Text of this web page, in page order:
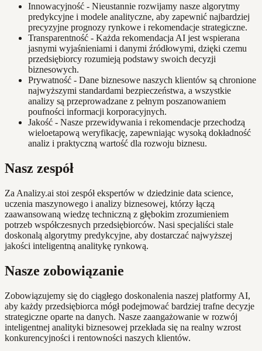
Innowacyjność - Nieustannie rozwijamy nasze algorytmy
predykcyjne i modele analityczne, aby zapewnić najbardziej
precyzyjne prognozy rynkowe i rekomendacje strategiczne.
Transparentność - Każda rekomendacja AI jest wspierana
jasnymi wyjaśnieniami i danymi źródłowymi, dzięki czemu
przedsiębiorcy rozumieją podstawy swoich decyzji
biznesowych.
Prywatność - Dane biznesowe naszych klientów są chronione
najwyższymi standardami bezpieczeństwa, a wszystkie
analizy są przeprowadzane z pełnym poszanowaniem
poufności informacji korporacyjnych.
Jakość - Nasze przewidywania i rekomendacje przechodzą
wieloetapową weryfikację, zapewniając wysoką dokładność
analiz i praktyczną wartość dla rozwoju biznesu.
Nasz zespół
Za Analizy.ai stoi zespół ekspertów w dziedzinie data science,
uczenia maszynowego i analizy biznesowej, którzy łączą
zaawansowaną wiedzę techniczną z głębokim zrozumieniem
potrzeb współczesnych przedsiębiorców. Nasi specjaliści stale
doskonalą algorytmy predykcyjne, aby dostarczać najwyższej
jakości inteligentną analitykę rynkową.
Nasze zobowiązanie
Zobowiązujemy się do ciągłego doskonalenia naszej platformy AI,
aby każdy przedsiębiorca mógł podejmować bardziej trafne decyzje
strategiczne oparte na danych. Nasze zaangażowanie w rozwój
inteligentnej analityki biznesowej przekłada się na realny wzrost
konkurencyjności i rentowności naszych klientów.